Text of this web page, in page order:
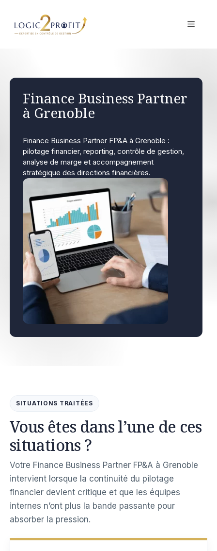
contenu
MENU
Finance Business Partner
à Grenoble
Finance Business Partner FP&A à Grenoble :
pilotage financier, reporting, contrôle de gestion,
analyse de marge et accompagnement
stratégique des directions financières.
SITUATIONS TRAITÉES
Vous êtes dans l’une de ces
situations ?
Votre Finance Business Partner FP&A à Grenoble
intervient lorsque la continuité du pilotage
financier devient critique et que les équipes
internes n’ont plus la bande passante pour
absorber la pression.